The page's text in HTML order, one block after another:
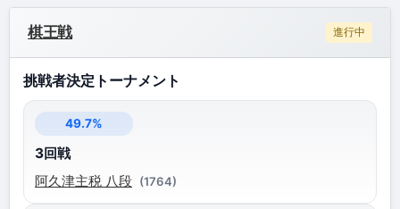
棋王戦 進行中
挑戦者決定トーナメント
49.7%
3回戦
阿久津主税 八段 (1764)